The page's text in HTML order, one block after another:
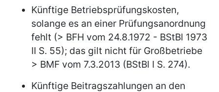
Künftige Betriebsprüfungskosten,
solange es an einer Prüfungsanordnung
fehlt (> BFH vom 24.8.1972 - BStBl 1973
II S. 55); das gilt nicht für Großbetriebe
> BMF vom 7.3.2013 (BStBl I S. 274).
Künftige Beitragszahlungen an den